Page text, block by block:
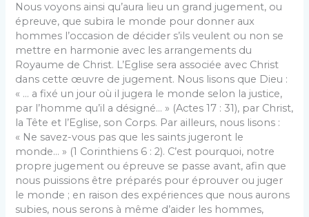
Nous voyons ainsi qu’aura lieu un grand jugement, ou
épreuve, que subira le monde pour donner aux
hommes l’occasion de décider s’ils veulent ou non se
mettre en harmonie avec les arrangements du
Royaume de Christ. L’Eglise sera associée avec Christ
dans cette œuvre de jugement. Nous lisons que Dieu :
« … a fixé un jour où il jugera le monde selon la justice,
par l’homme qu’il a désigné… » (Actes 17 : 31), par Christ,
la Tête et l’Eglise, son Corps. Par ailleurs, nous lisons :
« Ne savez-vous pas que les saints jugeront le
monde… » (1 Corinthiens 6 : 2). C’est pourquoi, notre
propre jugement ou épreuve se passe avant, afin que
nous puissions être préparés pour éprouver ou juger
le monde ; en raison des expériences que nous aurons
subies, nous serons à même d’aider les hommes,